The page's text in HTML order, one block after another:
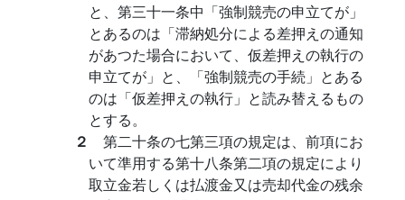
と、第三十一条中「強制競売の申立てが」
とあるのは「滞納処分による差押えの通知
があつた場合において、仮差押えの執行の
申立てが」と、「強制競売の手続」とある
のは「仮差押えの執行」と読み替えるもの
とする。
２ 第二十条の七第三項の規定は、前項にお
いて準用する第十八条第二項の規定により
取立金若しくは払渡金又は売却代金の残余